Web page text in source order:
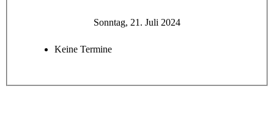
Sonntag, 21. Juli 2024
Keine Termine